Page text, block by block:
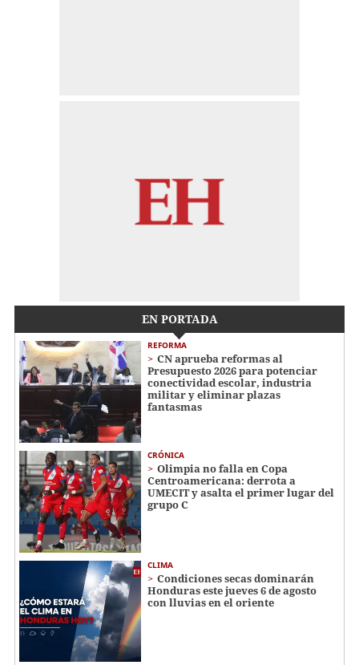
EN PORTADA
REFORMA
CN aprueba reformas al
Presupuesto 2026 para potenciar
conectividad escolar, industria
militar y eliminar plazas
fantasmas
CRÓNICA
Olimpia no falla en Copa
Centroamericana: derrota a
UMECIT y asalta el primer lugar del
grupo C
CLIMA
Condiciones secas dominarán
Honduras este jueves 6 de agosto
con lluvias en el oriente